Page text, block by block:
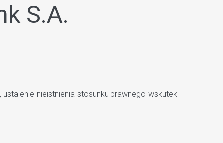
S.A.
nieistnienia stosunku prawnego wskutek